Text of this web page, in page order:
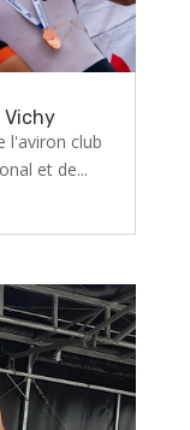
Vichy
l'aviron club
et de...